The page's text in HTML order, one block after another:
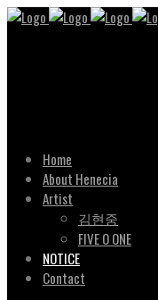
Home
About Henecia
Artist
김현중
FIVE O ONE
NOTICE
Contact